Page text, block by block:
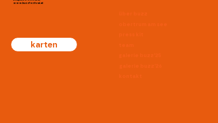
www.buzzfestival.at
karten